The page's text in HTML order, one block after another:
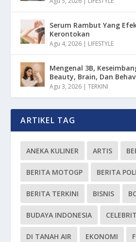
Serum Rambut Yang
Kerontokan
Agu 4, 2026 | LIFESTYLE
Mengenal 3B,
Beauty, Brain, Dan
Agu 3, 2026 |TERKINI
ARTIKEL TAG
ANEKA KULINER ARTIS
BERITA MOTOGP BERITA
BERITA TERKINI BISNIS
BUDAYA INDONESIA
DI TANAH AIR EKONOMI